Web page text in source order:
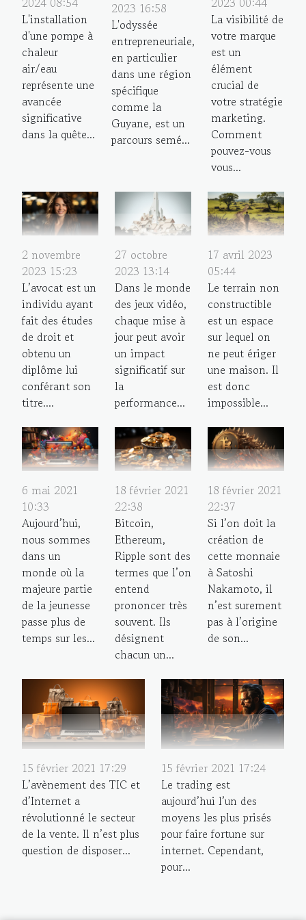
L'installation
d'une pompe à
chaleur
air/eau
représente une
avancée
significative
dans la quête...
2023 16:58
L'odyssée
entrepreneuriale,
en particulier
dans une région
spécifique
comme la
Guyane, est un
parcours semé...
La visibilité de
votre marque
est un
élément
crucial de
votre stratégie
marketing.
Comment
pouvez-vous
vous...
2 novembre
2023 15:23
L’avocat est un
individu ayant
fait des études
de droit et
obtenu un
diplôme lui
conférant son
titre....
27 octobre
2023 13:14
Dans le monde
des jeux vidéo,
chaque mise à
jour peut avoir
un impact
significatif sur
la
performance...
17 avril 2023
05:44
Le terrain non
constructible
est un espace
sur lequel on
ne peut ériger
une maison. Il
est donc
impossible...
6 mai 2021
10:33
Aujourd’hui,
nous sommes
dans un
monde où la
majeure partie
de la jeunesse
passe plus de
temps sur les...
18 février 2021
22:38
Bitcoin,
Ethereum,
Ripple sont des
termes que l’on
entend
prononcer très
souvent. Ils
désignent
chacun un...
18 février 2021
22:37
Si l’on doit la
création de
cette monnaie
à Satoshi
Nakamoto, il
n’est surement
pas à l’origine
de son...
15 février 2021 17:29
L’avènement des TIC et
d’Internet a
révolutionné le secteur
de la vente. Il n’est plus
question de disposer...
15 février 2021 17:24
Le trading est
aujourd’hui l’un des
moyens les plus prisés
pour faire fortune sur
internet. Cependant,
pour...